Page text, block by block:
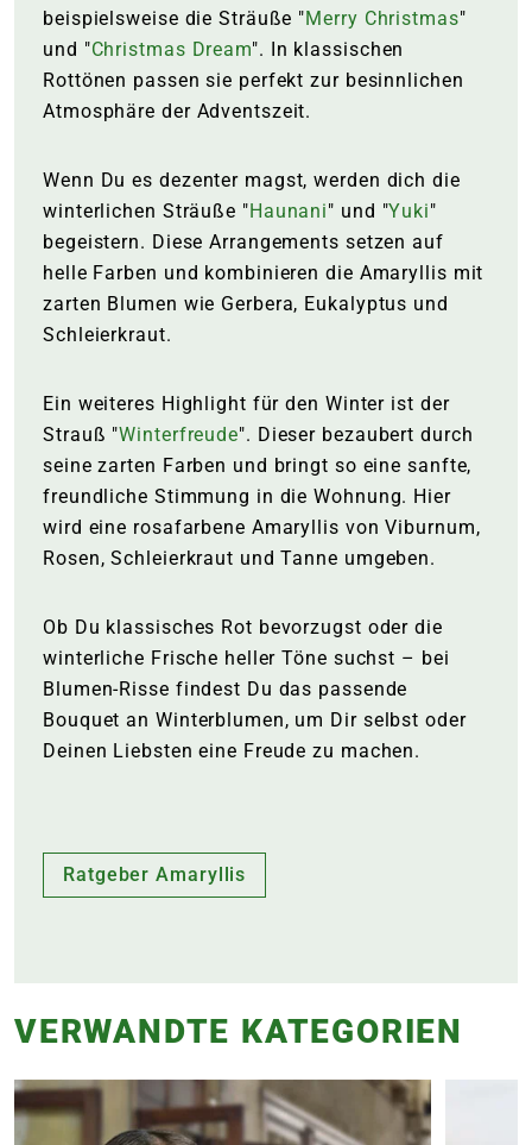
beispielsweise die Sträuße "Merry Christmas"
und "Christmas Dream". In klassischen
Rottönen passen sie perfekt zur besinnlichen
Atmosphäre der Adventszeit.
Wenn Du es dezenter magst, werden dich die
winterlichen Sträuße "Haunani" und "Yuki"
begeistern. Diese Arrangements setzen auf
helle Farben und kombinieren die Amaryllis mit
zarten Blumen wie Gerbera, Eukalyptus und
Schleierkraut.
Ein weiteres Highlight für den Winter ist der
Strauß "Winterfreude". Dieser bezaubert durch
seine zarten Farben und bringt so eine sanfte,
freundliche Stimmung in die Wohnung. Hier
wird eine rosafarbene Amaryllis von Viburnum,
Rosen, Schleierkraut und Tanne umgeben.
Ob Du klassisches Rot bevorzugst oder die
winterliche Frische heller Töne suchst – bei
Blumen-Risse findest Du das passende
Bouquet an Winterblumen, um Dir selbst oder
Deinen Liebsten eine Freude zu machen.
Ratgeber Amaryllis
VERWANDTE KATEGORIEN